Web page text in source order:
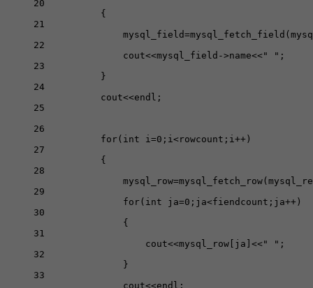
20
{
21
mysql_field=mysql_fetch_field
22
cout<<mysql_field->name<<" " ;
23
}
24
cout<<endl;
25
26
for( int i=0 ;i<rowcount;i++ )
27
{
28
mysql_row=mysql_fetch_row
29
for( int ja=0 ;ja<fiendcount;ja++ )
30
{
31
cout<<mysql_row[ja] <<" " ;
32
}
33
cout<<endl;